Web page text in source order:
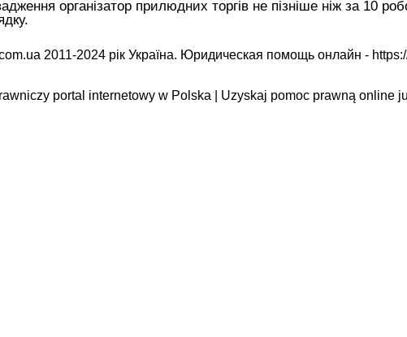
організатор прилюдних торгів не пізніше ніж за 10
2011-2024 рік Україна. Юридическая помощь онлайн -
portal internetowy w Polska | Uzyskaj pomoc prawną online